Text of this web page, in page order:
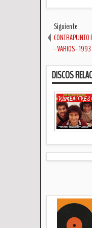
Siguiente
CONTRAPUNTO
- VARIOS - 1993
DISCOS